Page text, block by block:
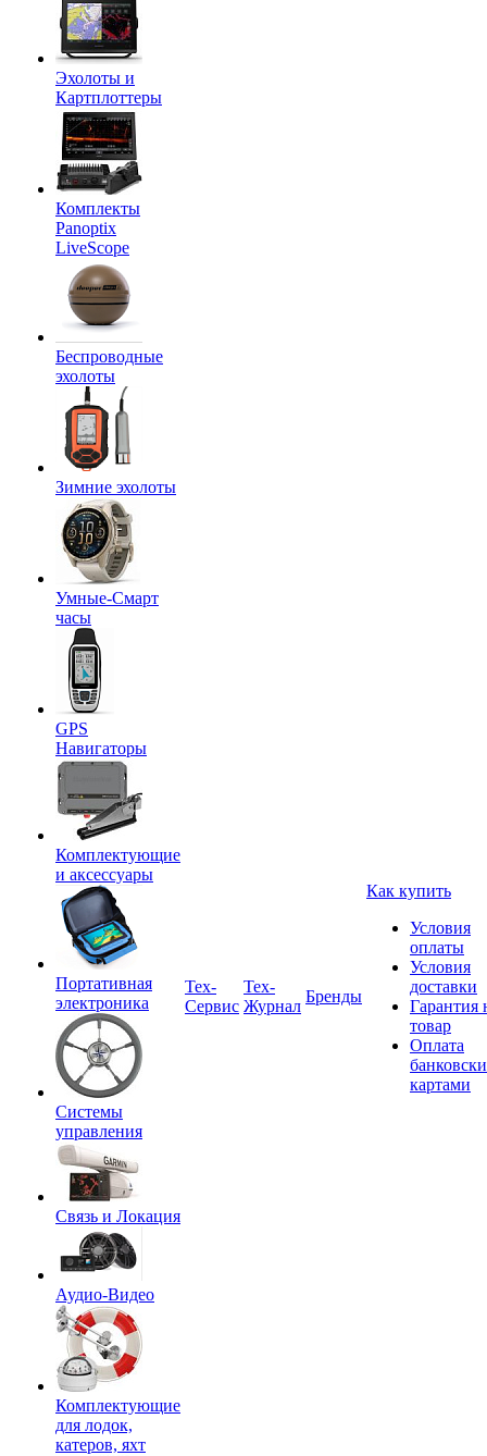
Эхолоты и
Картплоттеры
Комплекты
Panoptix
LiveScope
Беспроводные
эхолоты
Зимние эхолоты
Умные-Смарт
часы
GPS
Навигаторы
Комплектующие
и аксессуары
Портативная
электроника
Системы
управления
Связь и Локация
Аудио-Видео
Комплектующие
для лодок,
катеров, яхт
Tex-
Сервис
Тех-
Журнал
Бренды
Как купить
Условия
оплаты
Условия
доставки
Гарантия
товар
Оплата
картами